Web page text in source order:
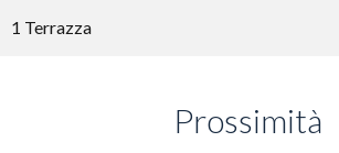
1 Terrazza
Prossimità